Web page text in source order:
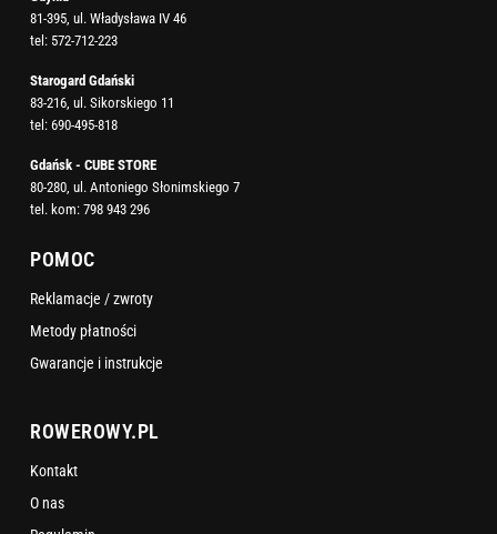
81-395, ul. Władysława IV 46
tel: 572-712-223
Starogard Gdański
83-216, ul. Sikorskiego 11
tel: 690-495-818
Gdańsk - CUBE STORE
80-280, ul. Antoniego Słonimskiego 7
tel. kom: 798 943 296
POMOC
Reklamacje / zwroty
Metody płatności
Gwarancje i instrukcje
ROWEROWY.PL
Kontakt
O nas